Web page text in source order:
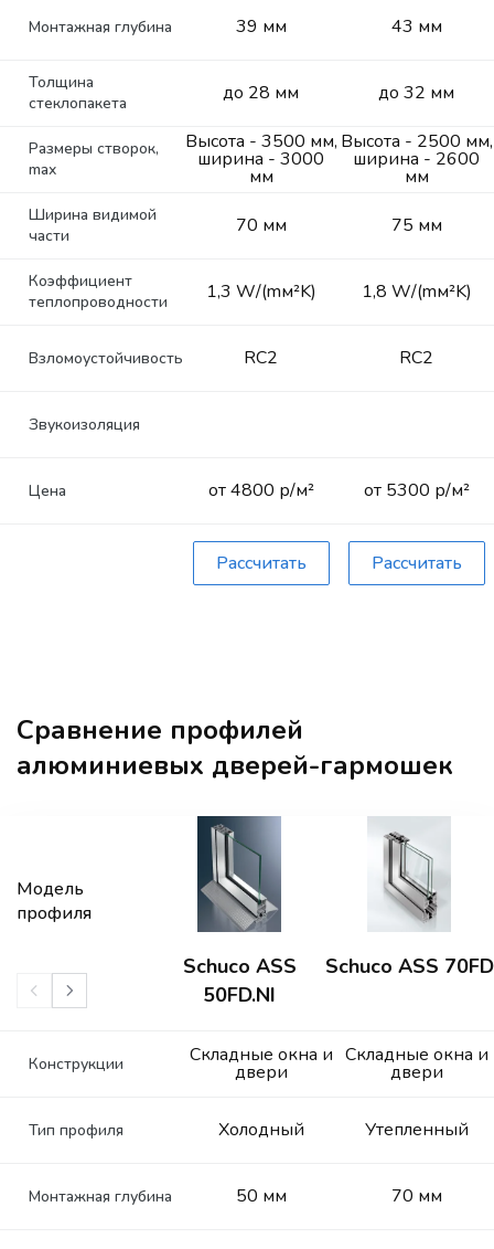
Монтажная глубина
Толщина
стеклопакета
Размеры створок,
max
Ширина видимой
части
Коэффициент
теплопроводности
Взломоустойчивость
Звукоизоляция
Цена
39 мм
до 28 мм
Высота - 3500 мм,
ширина - 3000
мм
70 мм
1,3 W/(mм²K)
RC2
от 4800 р/м²
Рассчитать
43 мм
до 32 мм
Высота - 2500 мм,
ширина - 2600
мм
75 мм
1,8 W/(mм²K)
RC2
от 5300 р/м²
Рассчитать
Сравнение профилей
алюминиевых дверей-гармошек
Модель
профиля
Schuco ASS
50FD.NI
Schuco ASS 70FD
Конструкции
Тип профиля
Монтажная глубина
Складные окна и
двери
Холодный
50 мм
Складные окна и
двери
Утепленный
70 мм